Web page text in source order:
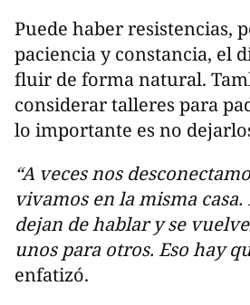
Puede haber resistencias,
paciencia y constancia, el
fluir de forma natural.
considerar talleres para
lo importante es no
“A veces nos
vivamos en la misma
dejan de hablar y se
unos para otros. Eso hay
enfatizó.